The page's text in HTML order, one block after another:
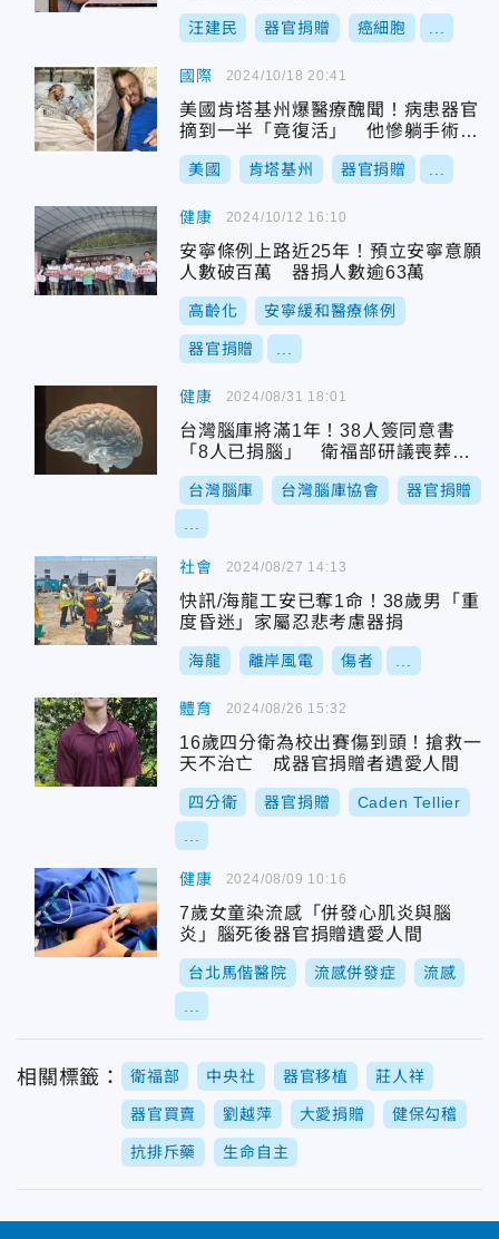
好
汪建民 器官捐贈 癌細胞
國際
美國肯塔基州爆醫療醜聞！病患器官
摘到一半「竟復活」 他慘躺手術台
痛苦落淚
美國 肯塔基州 器官捐贈
2024/10/18 20:41
健康
安寧條例上路近25年！預立安寧意願
人數破百萬 器捐人數逾63萬
高齡化 安寧緩和醫療條例
器官捐贈
2024/10/12 16:10
健康
台灣腦庫將滿1年！38人簽同意書
「8人已捐腦」 衛福部研議喪葬補
助
台灣腦庫 台灣腦庫協會 器官捐贈
2024/08/31 18:01
社會
快訊/海龍工安已奪1命！38歲男「重
度昏迷」家屬忍悲考慮器捐
海龍 離岸風電 傷者
2024/08/27 14:13
體育
16歲四分衛為校出賽傷到頭！搶救一
天不治亡 成器官捐贈者遺愛人間
四分衛 器官捐贈 Caden Tellier
2024/08/26 15:32
健康
7歲女童染流感「併發心肌炎與腦
炎」腦死後器官捐贈遺愛人間
台北馬偕醫院 流感併發症 流感
2024/08/09 10:16
相關標籤： 衛福部 中央社 器官移植 莊人祥
器官買賣 劉越萍 大愛捐贈 健保勾稽
抗排斥藥 生命自主